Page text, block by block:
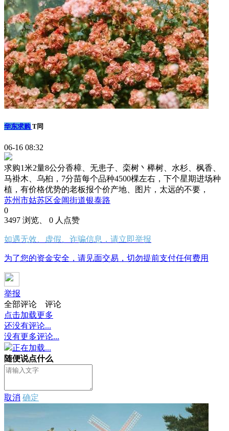
华东求购 T同
06-16 08:32
求购1米2量8公分香樟、无患子、栾树丶榉树、水杉、枫香、
马褂木、乌桕，7分苗每个品种4500棵左右，下个星期进场种
植，有价格优势的老板报个价产地、图片，太远的不要，
苏州市姑苏区金阊街道银泰路
0
3497 浏览、 0 人点赞
如遇无效、虚假、诈骗信息，请立即举报
为了您的资金安全，请见面交易，切勿提前支付任何费用
举报
全部评论
评论
点击加载更多
还没有评论...
没有更多评论...
正在加载...
随便说点什么
取消 确定